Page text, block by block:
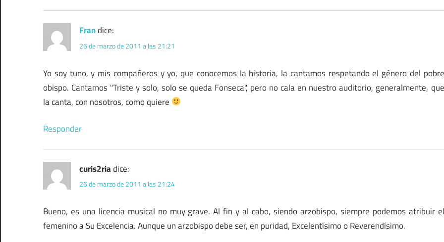
Frandice:
26 de marzo de 2011 a las 21:21
Yo soy tuno, y mis compañeros y yo, que conocemos la historia, la cantamos respetando el género del pobre
obispo. Cantamos "Triste y solo, solo se queda Fonseca", pero no cala en nuestro auditorio, generalmente, que
la canta, con nosotros, como quiere
Responder
curis2riadice:
26 de marzo de 2011 a las 21:24
Bueno, es una licencia musical no muy grave. Al fin y al cabo, siendo arzobispo, siempre podemos atribuir el
femenino a Su Excelencia. Aunque un arzobispo debe ser, en puridad, Excelentísimo o Reverendísimo.